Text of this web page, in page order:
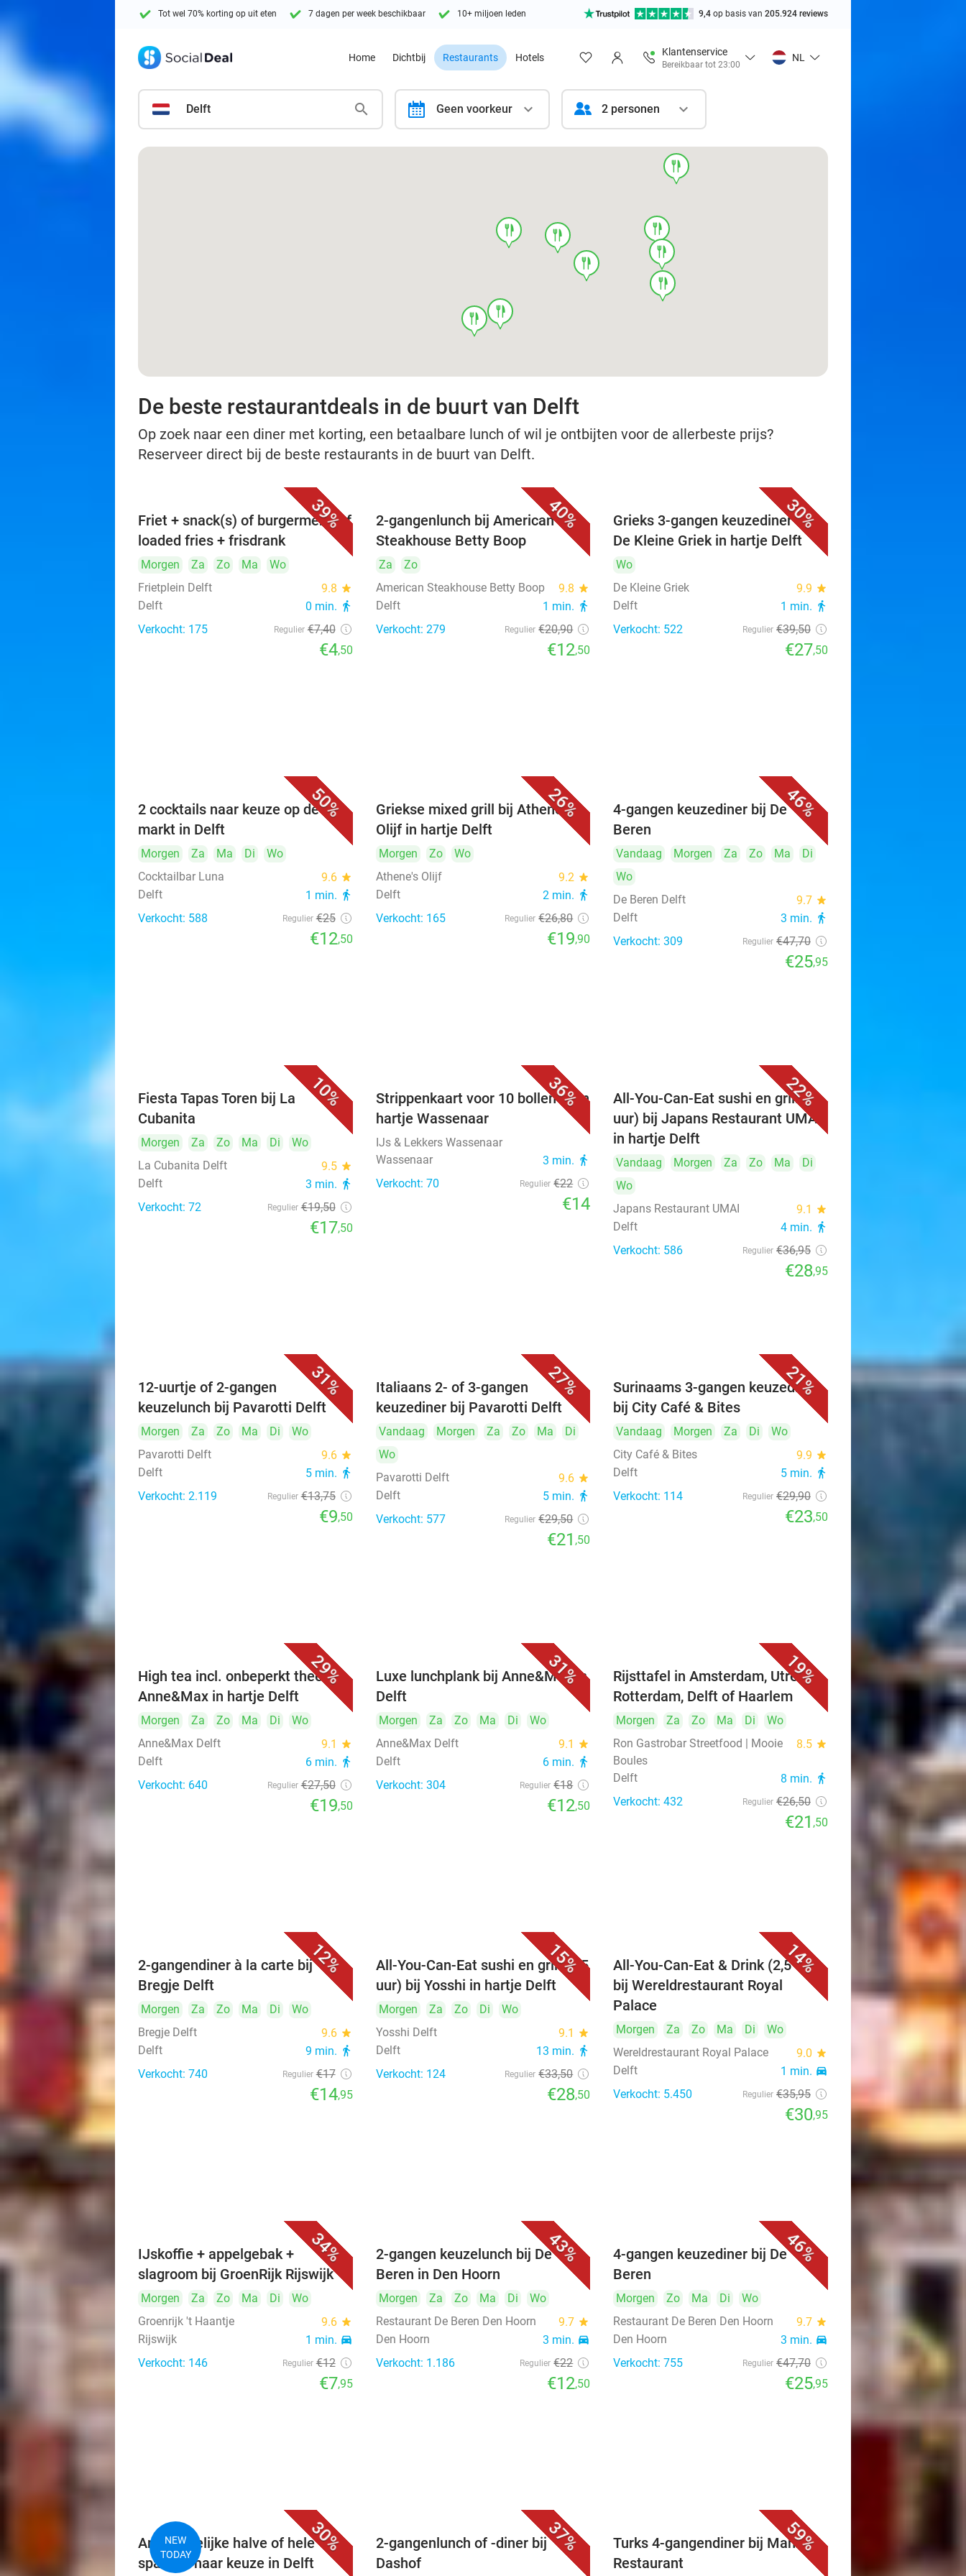
Tot wel 70% korting op uit eten 7 dagen per week beschikbaar 10+ miljoen leden 9,4 op basis van 205.924 reviews
Home Dichtbij Restaurants Hotels
Klantenservice
Bereikbaar tot 23:00
NL
Delft calendar Geen voorkeur 2 personen
food
food
food
food
food
food
food
food
food
De beste restaurantdeals in de buurt van Delft
Op zoek naar een diner met korting, een betaalbare lunch of wil je ontbijten voor de allerbeste prijs?
Reserveer direct bij de beste restaurants in de buurt van Delft.
39%
Friet + snack(s) of burgermenu of
loaded fries + frisdrank
Morgen Za Zo Ma
Wo
Frietplein Delft
9.8 star
Delft 0 min. directions_walk
Verkocht: 175 Regulier €7,40
€4,50
40%
2-gangenlunch bij American
Steakhouse Betty Boop
Za
Zo
American Steakhouse Betty Boop
9.8 star
Delft 1 min. directions_walk
Verkocht: 279 Regulier €20,90
€12,50
30%
Grieks 3-gangen keuzediner bij
De Kleine Griek in hartje Delft
Wo
De Kleine Griek
9.9 star
Delft 1 min. directions_walk
Verkocht: 522 Regulier €39,50
€27,50
50%
2 cocktails naar keuze op de
markt in Delft
Morgen Za Ma Di
Wo
Cocktailbar Luna
9.6 star
Delft 1 min. directions_walk
Verkocht: 588 Regulier €25
€12,50
26%
Griekse mixed grill bij Athene's
Olijf in hartje Delft
Morgen Zo
Wo
Athene's Olijf
9.2 star
Delft 2 min. directions_walk
Verkocht: 165 Regulier €26,80
€19,90
46%
4-gangen keuzediner bij De
Beren
Vandaag Morgen Za Zo Ma
Di
Wo
De Beren Delft
9.7 star
Delft 3 min. directions_walk
Verkocht: 309 Regulier €47,70
€25,95
10%
Fiesta Tapas Toren bij La
Cubanita
Morgen Za Zo Ma Di
Wo
La Cubanita Delft
9.5 star
Delft 3 min. directions_walk
Verkocht: 72 Regulier €19,50
€17,50
36%
Strippenkaart voor 10 bollen ijs in
hartje Wassenaar
IJs & Lekkers Wassenaar
Wassenaar
3 min. directions_walk
Verkocht: 70 Regulier €22
€14
22%
All-You-Can-Eat sushi en grill (3
uur) bij Japans Restaurant UMAI
in hartje Delft
Vandaag Morgen Za Zo Ma
Di
Wo
Japans Restaurant UMAI
9.1 star
Delft 4 min. directions_walk
Verkocht: 586 Regulier €36,95
€28,95
31%
12-uurtje of 2-gangen
keuzelunch bij Pavarotti Delft
Morgen Za Zo Ma Di
Wo
Pavarotti Delft
9.6 star
Delft 5 min. directions_walk
Verkocht: 2.119 Regulier €13,75
€9,50
27%
Italiaans 2- of 3-gangen
keuzediner bij Pavarotti Delft
Vandaag Morgen Za Zo Ma
Di
Wo
Pavarotti Delft
9.6 star
Delft 5 min. directions_walk
Verkocht: 577 Regulier €29,50
€21,50
21%
Surinaams 3-gangen keuzediner
bij City Café & Bites
Vandaag Morgen Za Di
Wo
City Café & Bites
9.9 star
Delft 5 min. directions_walk
Verkocht: 114 Regulier €29,90
€23,50
29%
High tea incl. onbeperkt thee bij
Anne&Max in hartje Delft
Morgen Za Zo Ma Di
Wo
Anne&Max Delft
9.1 star
Delft 6 min. directions_walk
Verkocht: 640 Regulier €27,50
€19,50
31%
Luxe lunchplank bij Anne&Max in
Delft
Morgen Za Zo Ma Di
Wo
Anne&Max Delft
9.1 star
Delft 6 min. directions_walk
Verkocht: 304 Regulier €18
€12,50
19%
Rijsttafel in Amsterdam, Utrecht,
Rotterdam, Delft of Haarlem
Morgen Za Zo Ma Di
Wo
Ron Gastrobar Streetfood | Mooie
Boules
8.5 star
Delft 8 min. directions_walk
Verkocht: 432 Regulier €26,50
€21 ,50
12%
2-gangendiner à la carte bij
Bregje Delft
Morgen Za Zo Ma Di
Wo
Bregje Delft
9.6 star
Delft 9 min. directions_walk
Verkocht: 740 Regulier €17
€14,95
15%
All-You-Can-Eat sushi en grill (2,5
uur) bij Yosshi in hartje Delft
Morgen Za Zo Di
Wo
Yosshi Delft
9.1 star
Delft 13 min. directions_walk
Verkocht: 124 Regulier €33,50
€28,50
14%
All-You-Can-Eat & Drink (2,5 uur)
bij Wereldrestaurant Royal
Palace
Morgen Za Zo Ma Di
Wo
Wereldrestaurant Royal Palace
9.0 star
Delft 1 min. directions_car
Verkocht: 5.450 Regulier €35,95
€30,95
34%
IJskoffie + appelgebak +
slagroom bij GroenRijk Rijswijk
Morgen Za Zo Ma Di
Wo
Groenrijk 't Haantje
9.6 star
Rijswijk 1 min. directions_car
Verkocht: 146 Regulier €12
€7,95
43%
2-gangen keuzelunch bij De
Beren in Den Hoorn
Morgen Za Zo Ma Di
Wo
Restaurant De Beren Den Hoorn
9.7 star
Den Hoorn 3 min. directions_car
Verkocht: 1.186 Regulier €22
€12,50
46%
4-gangen keuzediner bij De
Beren
Morgen Zo Ma Di
Wo
Restaurant De Beren Den Hoorn
9.7 star
Den Hoorn 3 min. directions_car
Verkocht: 755 Regulier €47,70
€25,95
30%
NEW
TODAY
Ambachtelijke halve of hele
sparerib naar keuze in Delft
37%
2-gangenlunch of -diner bij
Dashof
59%
Turks 4-gangendiner bij Mahzen
Restaurant